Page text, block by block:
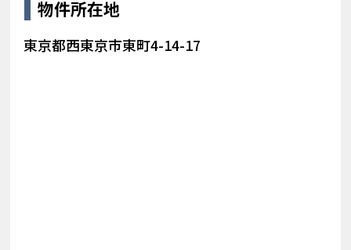
物件所在地
東京都西東京市東町4-14-17